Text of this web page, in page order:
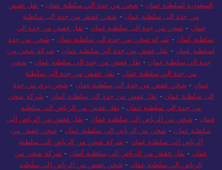
السعودية لسلطنة عمان - شحن من جدة الي سلطنة عمان - نقل عفش
من جدة الى سلطنة عمان - شحن عفش من جدة الى سلطنة
عمان - شحن من جدة الى سلطنة عمان - نقل عفش من جدة الى
سلطنة عُمان - شركة شحن من جدة الى سلطنة عمان - شحن من جدة
لسلطنة عمان - نقل عفش من جدة الي سلطنة عمان - شركة شحن من
جدة الي سلطنة عمان - نقل عفش من جدة الى سلطنة عمان - شحن
من جدة الي سلطنة عمان - نقل عفش من جدة الى سلطنة
عمان - شحن عفش من جدة الي سلطنة عمان - شحن بري من جدة
الى سلطنة عمان - نقل عفش من جدة الى سلطنة عُمان - شركة شحن
من جدة الي سلطنة عمان - نقل عفش من الرياض الى سلطنة
عمان - شحن من الرياض الى سلطنة عمان - نقل عفش من الرياض الى
سلطنة عمان - شحن من الرياض الي سلطنة عمان - شحن عفش من
الرياض الى سلطنة عمان - شركة شحن من الرياض الي سلطنة
عمان - نقل عفش من الرياض الى سلطنة عُمان - شركة شحن من
الرياض الي سلطنة عمان - شحن عفش من الرياض الي سلطنة